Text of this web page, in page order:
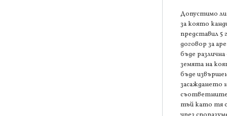
Допустимо
за която
представил 5
договор за
бъде
земята на
бъде
засаждането
тъй като тя